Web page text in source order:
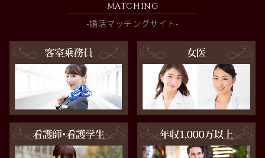
MATCHING
-婚活マッチングサイト-